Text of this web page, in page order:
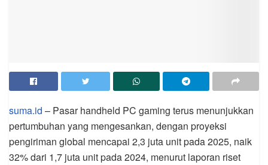
suma.id – Pasar handheld PC gaming terus menunjukkan
pertumbuhan yang mengesankan, dengan proyeksi
pengiriman global mencapai 2,3 juta unit pada 2025, naik
32% dari 1,7 juta unit pada 2024, menurut laporan riset